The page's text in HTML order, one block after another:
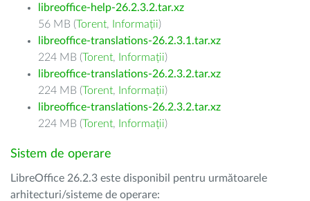
libreoffice-help-26.2.3.2.tar.xz
56 MB (Torent, Informații)
libreoffice-translations-26.2.3.1.tar.xz
224 MB (Torent, Informații)
libreoffice-translations-26.2.3.2.tar.xz
224 MB (Torent, Informații)
libreoffice-translations-26.2.3.2.tar.xz
224 MB (Torent, Informații)
Sistem de operare
LibreOffice 26.2.3 este disponibil pentru următoarele
arhitecturi/sisteme de operare: